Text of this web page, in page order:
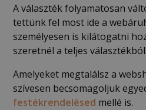
A választék folyamatosan
tettünk fel most ide a
személyesen is kilátogatni
szeretnél a teljes választékból.
Amelyeket megtalálsz a
szívesen becsomagoljuk
festékrendelésed mellé is.